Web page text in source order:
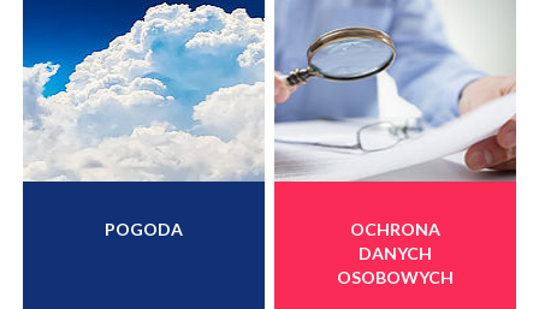
POGODA
OCHRONA
DANYCH
OSOBOWYCH